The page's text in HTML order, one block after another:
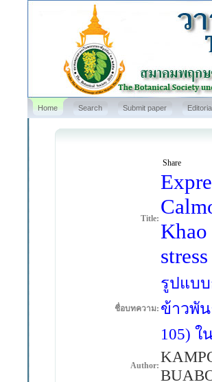
Home Search Submit paper
Share
Title:
stress
ชื่อบทความ:
รูปแบบ
ข้าวพัน
105)
Author: